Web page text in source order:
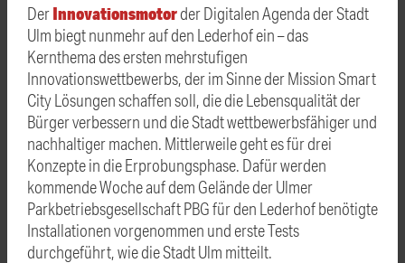
DerInnovationsmotorder Digitalen Agenda der Stadt
Ulm biegt nunmehr auf den Lederhof ein – das
Kernthema des ersten mehrstufigen
Innovationswettbewerbs, der im Sinne der Mission Smart
City Lösungen schaffen soll, die die Lebensqualität der
Bürger verbessern und die Stadt wettbewerbsfähiger und
nachhaltiger machen. Mittlerweile geht es für drei
Konzepte in die Erprobungsphase. Dafür werden
kommende Woche auf dem Gelände der Ulmer
Parkbetriebsgesellschaft PBG für den Lederhof benötigte
Installationen vorgenommen und erste Tests
durchgeführt, wie die Stadt Ulm mitteilt.